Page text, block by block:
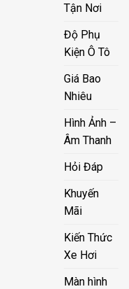
Tận Nơi
Độ Phụ
Kiện Ô Tô
Giá Bao
Nhiêu
Hình Ảnh –
Âm Thanh
Hỏi Đáp
Khuyến
Mãi
Kiến Thức
Xe Hơi
Màn hình